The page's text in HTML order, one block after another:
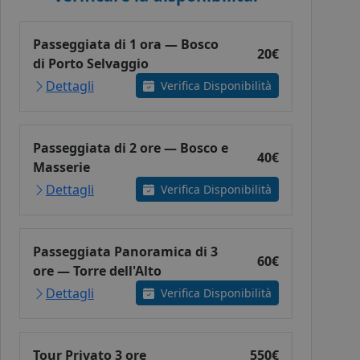
Passeggiata di 1 ora — Bosco
di Porto Selvaggio
20€
Dettagli
Verifica Disponibilità
Passeggiata di 2 ore — Bosco e
Masserie
40€
Dettagli
Verifica Disponibilità
Passeggiata Panoramica di 3
ore — Torre dell'Alto
60€
Dettagli
Verifica Disponibilità
Tour Privato 3 ore
550€